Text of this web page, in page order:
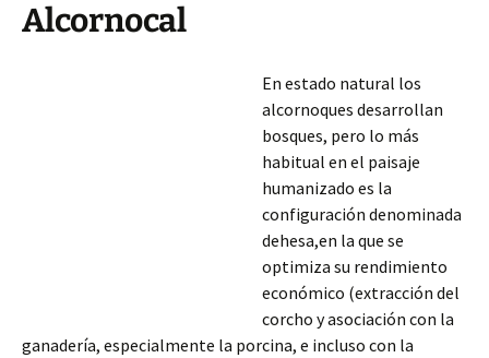
Alcornocal
En estado natural los
alcornoques desarrollan
bosques, pero lo más
habitual en el paisaje
humanizado es la
configuración denominada
dehesa,en la que se
optimiza su rendimiento
económico (extracción del
corcho y asociación con la
ganadería, especialmente la porcina, e incluso con la